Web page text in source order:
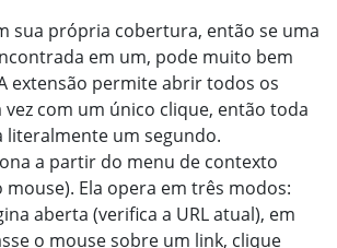
sua própria cobertura, então se uma
em um, pode muito bem
extensão permite abrir todos os
com um único clique, então toda
literalmente um segundo.
a partir do menu de contexto
Ela opera em três modos:
aberta (verifica a URL atual), em
o mouse sobre um link, clique